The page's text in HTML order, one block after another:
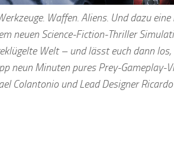
Waffen. Aliens. Und dazu
neuen Science-Fiction-Thriller
Welt – und lässt euch dann
neun Minuten pures Prey-Gameplay-
Colantonio und Lead Designer Ricardo